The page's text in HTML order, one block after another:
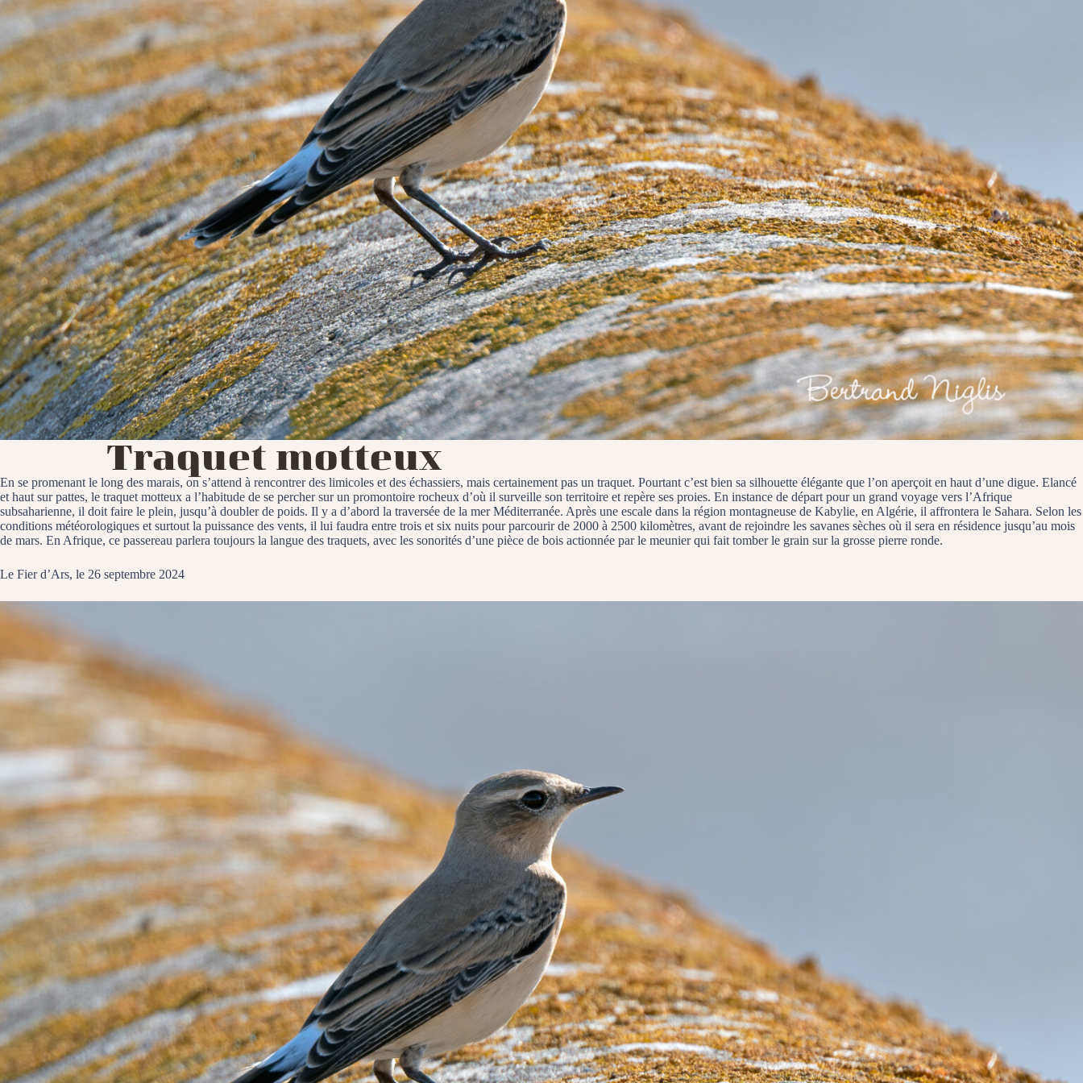
Traquet motteux
En se promenant le long des marais, on s’attend à rencontrer des limicoles et des échassiers, mais certainement pas un traquet. Pourtant c’est bien sa silhouette élégante que l’on aperçoit en haut d’une digue. Elancé
et haut sur pattes, le traquet motteux a l’habitude de se percher sur un promontoire rocheux d’où il surveille son territoire et repère ses proies. En instance de départ pour un grand voyage vers l’Afrique
subsaharienne, il doit faire le plein, jusqu’à doubler de poids. Il y a d’abord la traversée de la mer Méditerranée. Après une escale dans la région montagneuse de Kabylie, en Algérie, il affrontera le Sahara. Selon les
conditions météorologiques et surtout la puissance des vents, il lui faudra entre trois et six nuits pour parcourir de 2000 à 2500 kilomètres, avant de rejoindre les savanes sèches où il sera en résidence jusqu’au mois
de mars. En Afrique, ce passereau parlera toujours la langue des traquets, avec les sonorités d’une pièce de bois actionnée par le meunier qui fait tomber le grain sur la grosse pierre ronde.
Le Fier d’Ars, le 26 septembre 2024